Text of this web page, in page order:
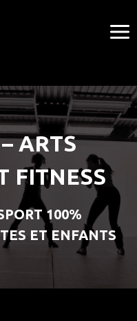
ARTS
FITNESS
100%
ET ENFANTS